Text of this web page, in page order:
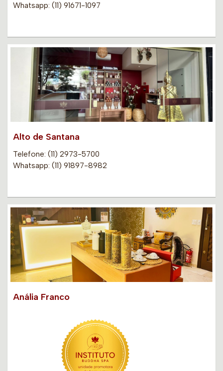
Whatsapp: (11) 91671-1097
Alto de Santana
Telefone: (11) 2973-5700
Whatsapp: (11) 91897-8982
Anália Franco